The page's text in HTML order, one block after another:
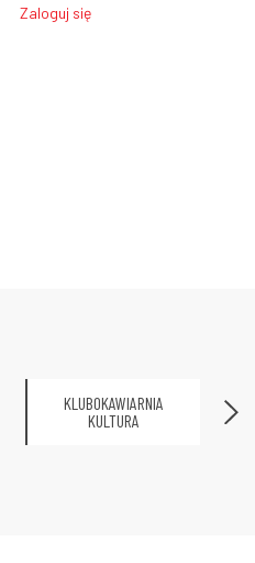
Zaloguj się
KLUBOKAWIARNIA
KULTURA